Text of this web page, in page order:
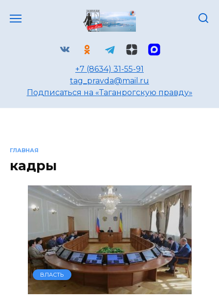
+7 (8634) 31-55-91
tag_pravda@mail.ru
Подписаться на «Таганрогскую правду»
ГЛАВНАЯ
кадры
ВЛАСТЬ